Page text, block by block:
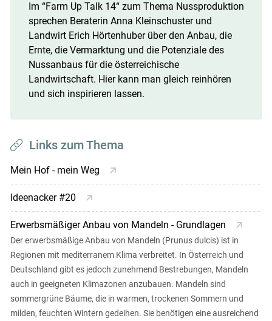
Im “Farm Up Talk 14“ zum Thema Nussproduktion
sprechen Beraterin Anna Kleinschuster und
Landwirt Erich Hörtenhuber über den Anbau, die
Ernte, die Vermarktung und die Potenziale des
Nussanbaus für die österreichische
Landwirtschaft. Hier kann man gleich reinhören
und sich inspirieren lassen.
Links zum Thema
Mein Hof - mein Weg
Ideenacker #20
Erwerbsmäßiger Anbau von Mandeln - Grundlagen
Der erwerbsmäßige Anbau von Mandeln (Prunus dulcis) ist in
Regionen mit mediterranem Klima verbreitet. In Österreich und
Deutschland gibt es jedoch zunehmend Bestrebungen, Mandeln
auch in geeigneten Klimazonen anzubauen. Mandeln sind
sommergrüne Bäume, die in warmen, trockenen Sommern und
milden, feuchten Wintern gedeihen. Sie benötigen eine ausreichend